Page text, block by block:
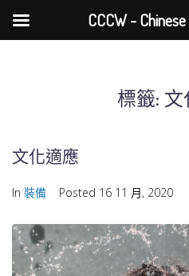
標籤:
文化適應
In 裝備 Posted 16 11 月, 2020
CCCW -